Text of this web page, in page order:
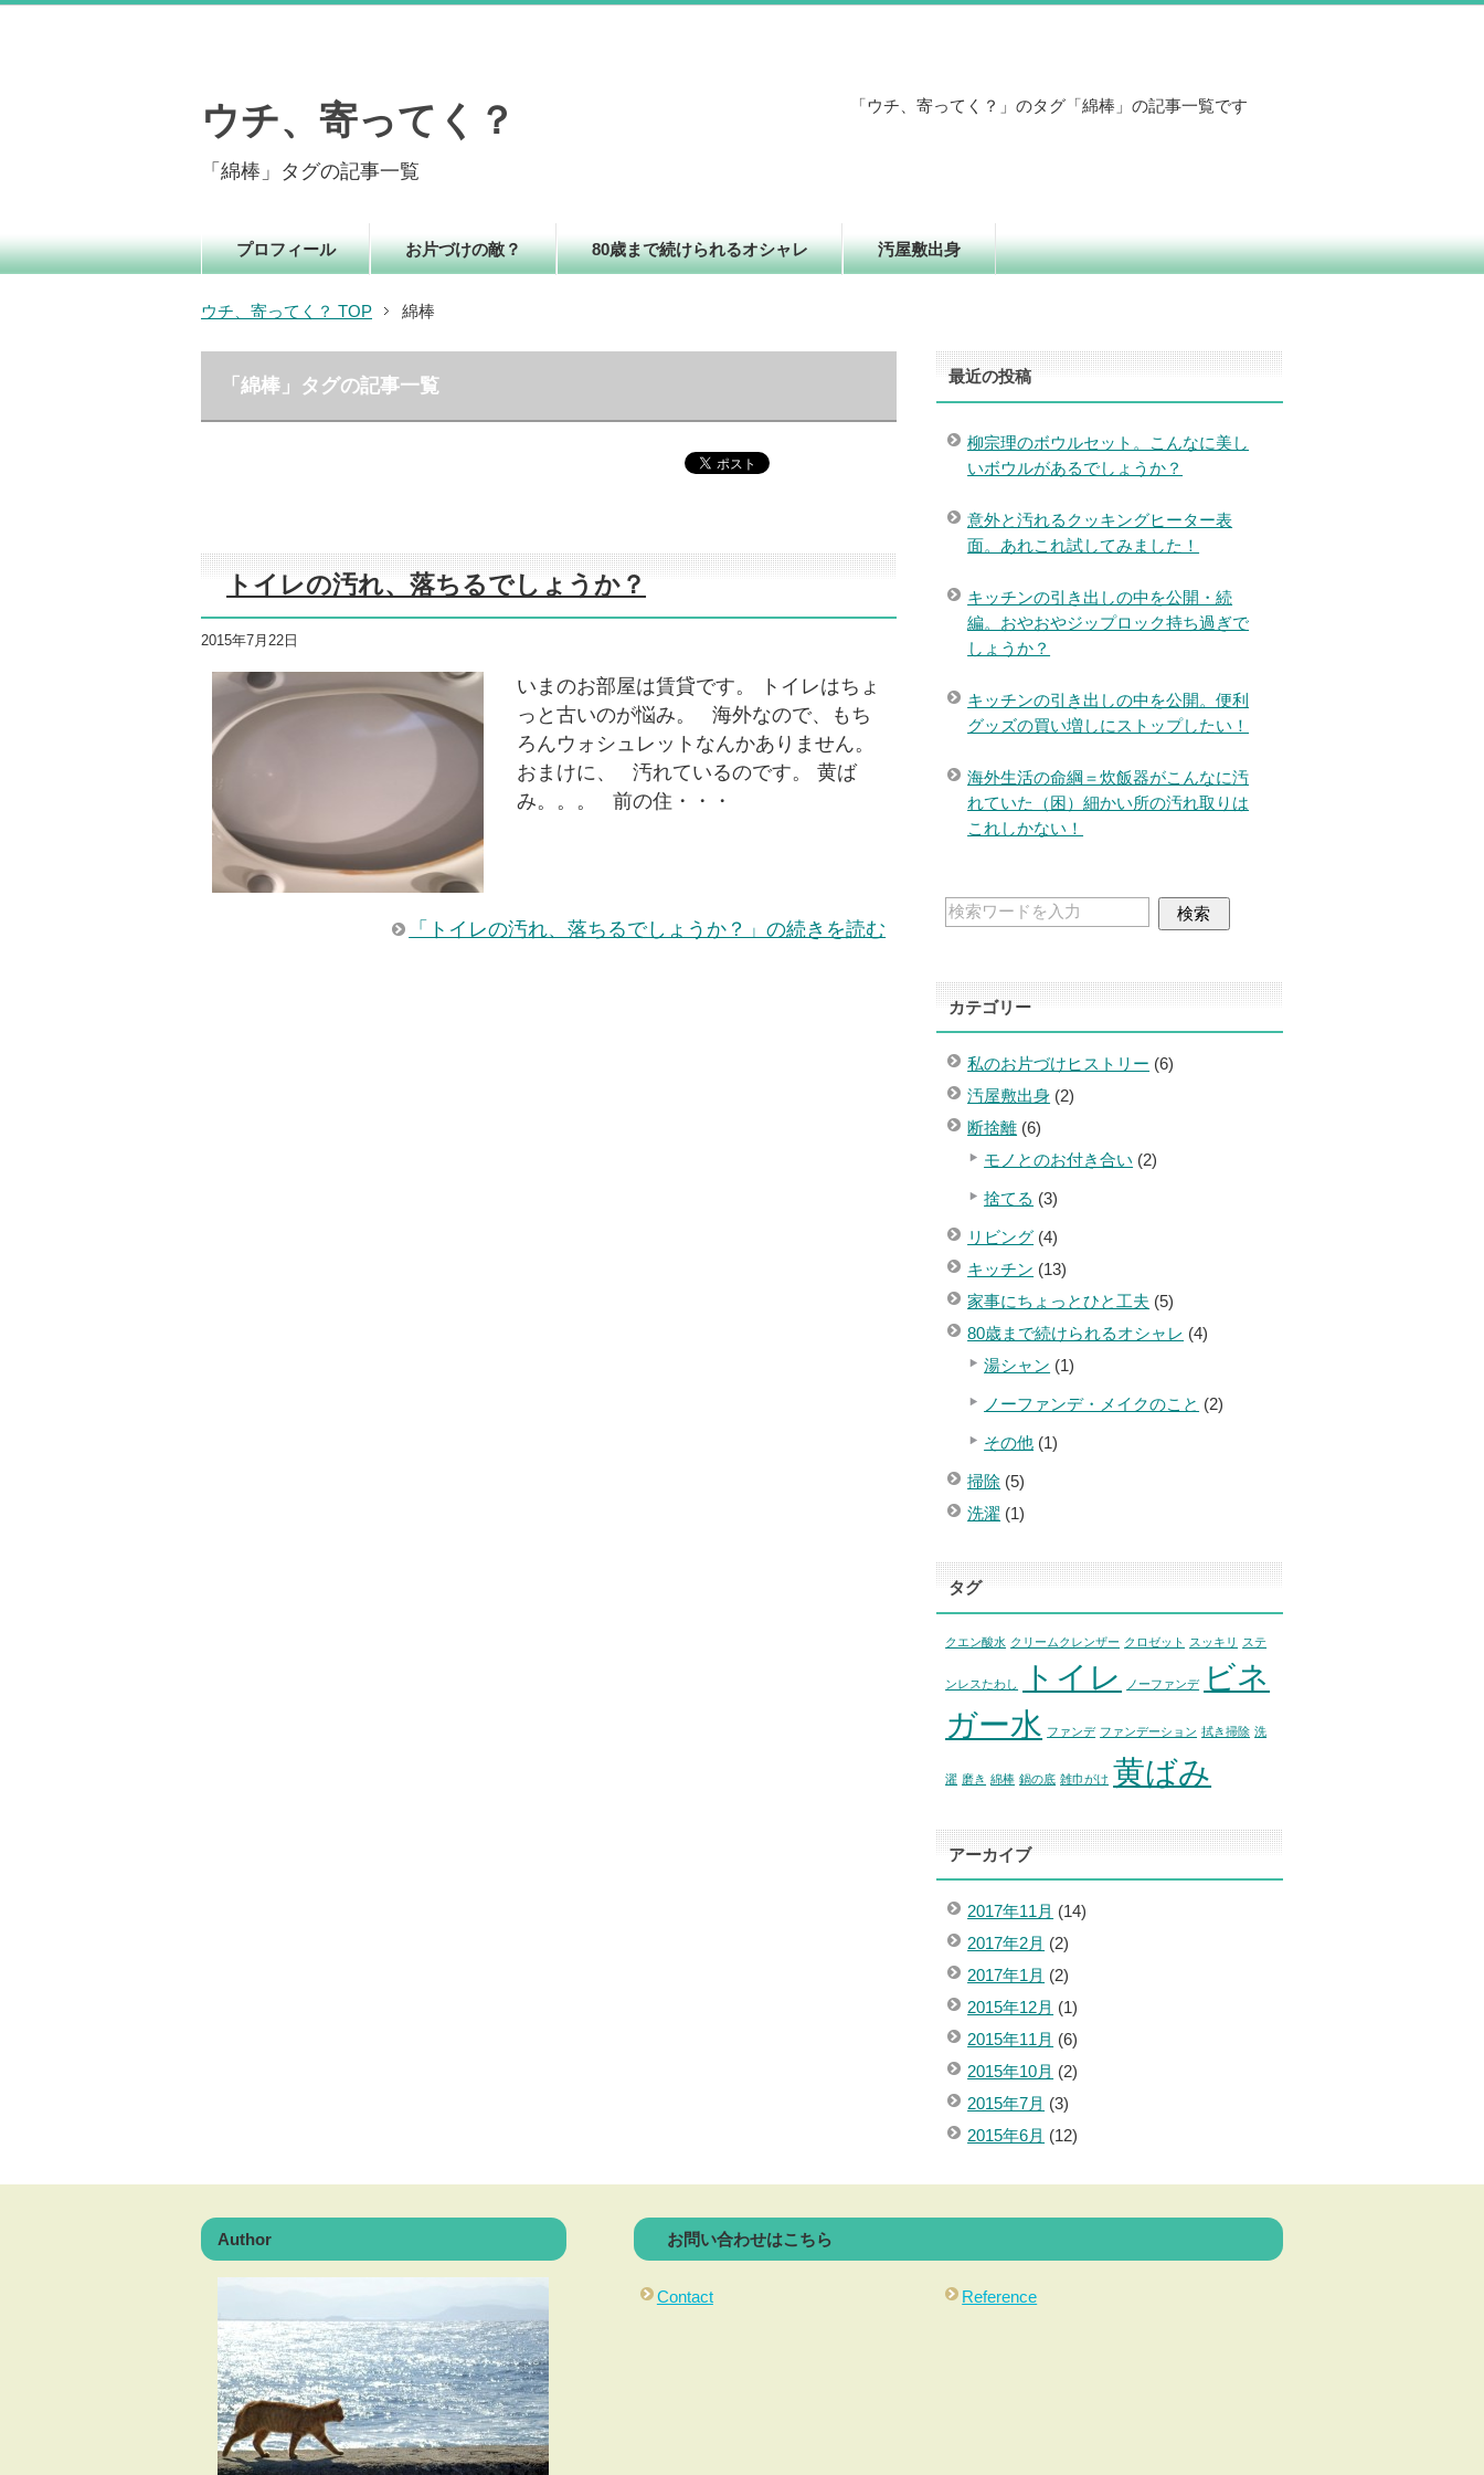
ウチ、寄ってく？
「綿棒」タグの記事一覧
「ウチ、寄ってく？」のタグ「綿棒」の記事一覧です
プロフィール お片づけの敵？ 80歳まで続けられるオシャレ 汚屋敷出身
ウチ、寄ってく？ TOP 綿棒
「綿棒」タグの記事一覧
トイレの汚れ、落ちるでしょうか？
2015年7月22日
いまのお部屋は賃貸です。 トイレはちょ
っと古いのが悩み。 海外なので、もち
ろんウォシュレットなんかありません。
おまけに、 汚れているのです。 黄ば
み。。。 前の住・・・
「トイレの汚れ、落ちるでしょうか？」の続きを読む
最近の投稿
柳宗理のボウルセット。こんなに美し
いボウルがあるでしょうか？
意外と汚れるクッキングヒーター表
面。あれこれ試してみました！
キッチンの引き出しの中を公開・続
編。おやおやジップロック持ち過ぎで
しょうか？
キッチンの引き出しの中を公開。便利
グッズの買い増しにストップしたい！
海外生活の命綱＝炊飯器がこんなに汚
れていた（困）細かい所の汚れ取りは
これしかない！
カテゴリー
私のお片づけヒストリー (6)
汚屋敷出身 (2)
断捨離 (6)
モノとのお付き合い (2)
捨てる (3)
リビング (4)
キッチン (13)
家事にちょっとひと工夫 (5)
80歳まで続けられるオシャレ (4)
湯シャン (1)
ノーファンデ・メイクのこと (2)
その他 (1)
掃除 (5)
洗濯 (1)
タグ
クエン酸水 クリームクレンザー クロゼット スッキリ ステ
ンレスたわし トイレ ノーファンデ
ビネ
ガー水 ファンデ ファンデーション 拭き掃除 洗
濯 磨き 綿棒 鍋の底 雑巾がけ 黄ばみ
アーカイブ
2017年11月 (14)
2017年2月 (2)
2017年1月 (2)
2015年12月 (1)
2015年11月 (6)
2015年10月 (2)
2015年7月 (3)
2015年6月 (12)
Author お問い合わせはこちら
Contact Reference